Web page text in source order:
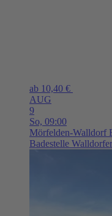
ab 10,40 €
AUG
9
So, 09:00
Mörfelden-Walldorf
Badestelle